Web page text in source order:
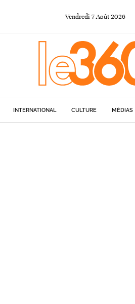
Vendredi 7Août 2026
INTERNATIONAL CULTURE MÉDIAS